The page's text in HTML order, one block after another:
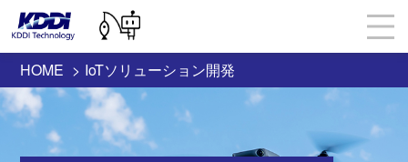
HOME IoTソリューション開発